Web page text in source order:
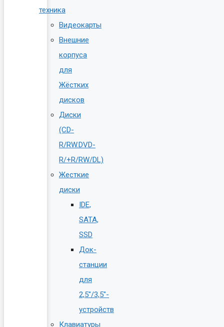
техника
Видеокарты
Внешние
корпуса
для
Жёстких
дисков
Диски
(CD-
R/RW.DVD-
R/+R/RW/DL)
Жесткие
диски
IDE,
SATA,
SSD
Док-
станции
для
2,5″/3,5″-
устройств
Клавиатуры